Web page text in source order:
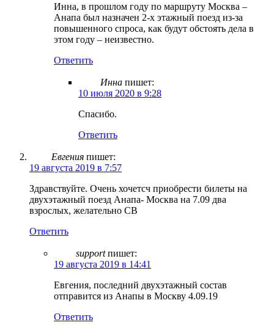
Инна, в прошлом году по маршруту Москва –
Анапа был назначен 2-х этажный поезд из-за
повышенного спроса, как будут обстоять дела в
этом году – неизвестно.
Ответить
Инна пишет:
10 июля 2020 в 9:28
Спасибо.
Ответить
Евгения пишет:
19 августа 2019 в 7:57
Здравствуйте. Очень хочетсч приобрести билеты на
двухэтажный поезд Анапа- Москва на 7.09 два
взрослых, желательно СВ
Ответить
support пишет:
19 августа 2019 в 14:41
Евгения, последний двухэтажный состав
отправится из Анапы в Москву 4.09.19
Ответить